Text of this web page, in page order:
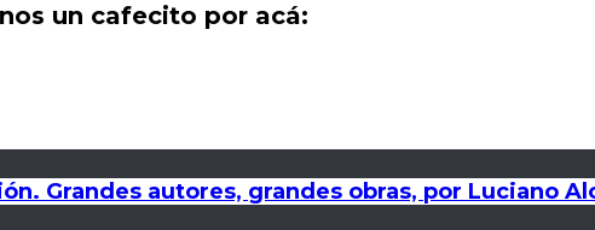
un cafecito por acá:
Grandes autores, grandes obras, por Luciano